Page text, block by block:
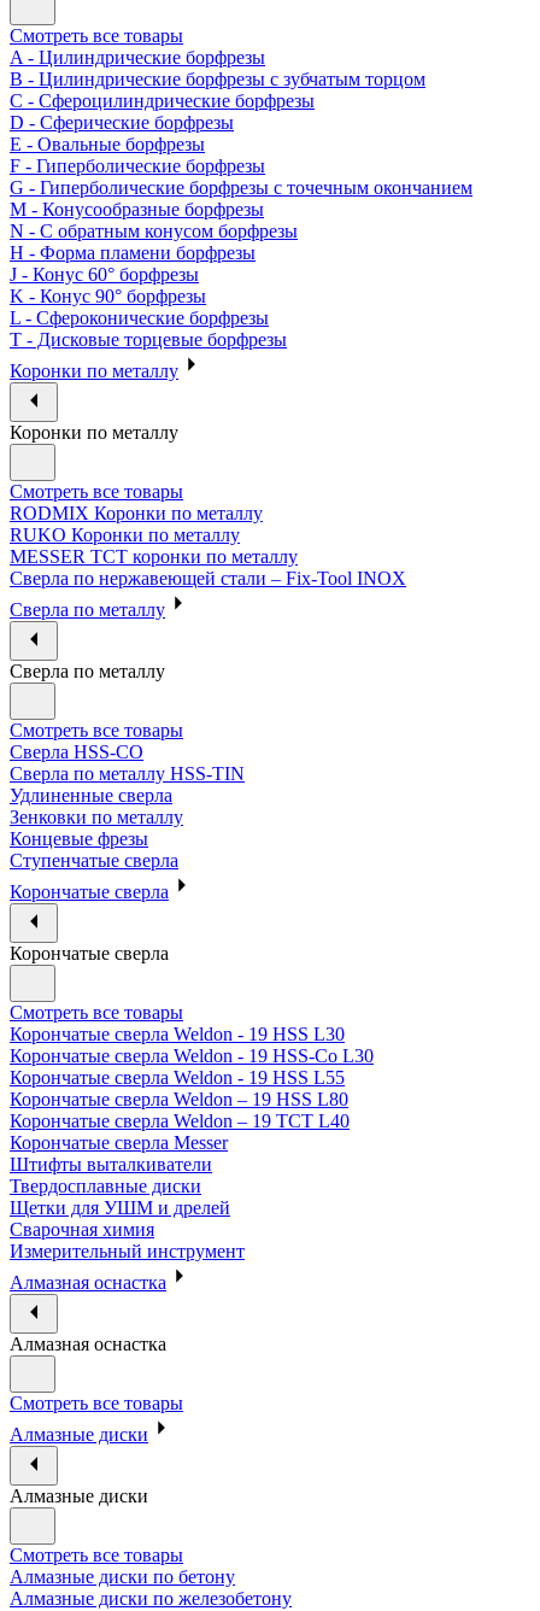
Смотреть все товары
A - Цилиндрические борфрезы
B - Цилиндрические борфрезы с зубчатым торцом
C - Сфероцилиндрические борфрезы
D - Сферические борфрезы
E - Овальные борфрезы
F - Гиперболические борфрезы
G - Гиперболические борфрезы с точечным окончанием
M - Конусообразные борфрезы
N - С обратным конусом борфрезы
H - Форма пламени борфрезы
J - Конус 60° борфрезы
K - Конус 90° борфрезы
L - Сфероконические борфрезы
T - Дисковые торцевые борфрезы
Коронки по металлу
Коронки по металлу
Смотреть все товары
RODMIX Коронки по металлу
RUKO Коронки по металлу
MESSER ТСТ коронки по металлу
Сверла по нержавеющей стали – Fix-Tool INOX
Сверла по металлу
Сверла по металлу
Смотреть все товары
Сверла HSS-CO
Сверла по металлу HSS-TIN
Удлиненные сверла
Зенковки по металлу
Концевые фрезы
Ступенчатые сверла
Корончатые сверла
Корончатые сверла
Смотреть все товары
Корончатые сверла Weldon - 19 HSS L30
Корончатые сверла Weldon - 19 HSS-Co L30
Корончатые сверла Weldon - 19 HSS L55
Корончатые сверла Weldon – 19 HSS L80
Корончатые сверла Weldon – 19 TCT L40
Корончатые сверла Messer
Штифты выталкиватели
Твердосплавные диски
Щетки для УШМ и дрелей
Сварочная химия
Измерительный инструмент
Алмазная оснастка
Алмазная оснастка
Смотреть все товары
Алмазные диски
Алмазные диски
Смотреть все товары
Алмазные диски по бетону
Алмазные диски по железобетону